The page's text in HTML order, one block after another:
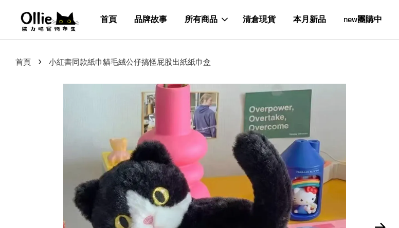
首頁 品牌故事 所有商品 清倉現貨 本月新品 new團購中
首頁 › 小紅書同款紙巾貓毛絨公仔搞怪屁股出紙紙巾盒